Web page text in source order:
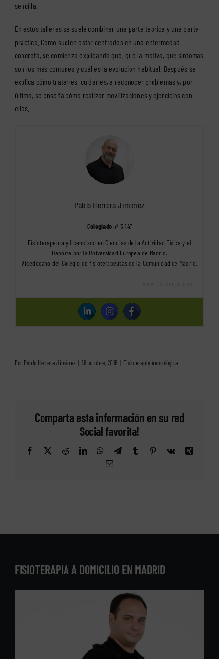
sencilla.
En estos talleres se suele combinar una parte teórica y una parte
práctica. Como suelen estar centrados en una enfermedad
concreta, se comienza explicando qué, qué la motiva, qué síntomas
son los más comunes y cuál es la evolución habitual. Después se
explica cómo tratarles, cuidarles, a reconocer problemas y, por
último, se enseña cómo realizar movilizaciones y ejercicios con
ellos.
Pablo Herrera Jiménez
Colegiado nº 3.147
Fisioterapeuta y licenciado en Ciencias de la Actividad Física y el
Deporte por la Universidad Europea de Madrid.
Vicedecano del Colegio de fisioterapeutas de la Comunidad de Madrid.
Por Pablo Herrera Jiménez 18 octubre, 2016 Fisioterapia neurológica
Comparta esta información en su red
Social favorita!
Facebook
X RedditLinkedInWhatsApp
TelegramTumblr Pinterest
Vk
Correo
FISIOTERAPIA A DOMICILIO EN MADRID